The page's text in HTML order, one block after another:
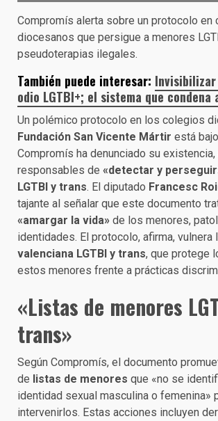
Compromís alerta sobre un protocolo en
diocesanos que persigue a menores
pseudoterapias ilegales.
También puede interesar:
odio LGTBI+; el sistema que
Un polémico protocolo en los colegios
Fundación San Vicente Mártir está
Compromís ha denunciado su
responsables de «detectar y
LGTBI y trans. El diputado Francesc
tajante al señalar que este documento
«amargar la vida» de los menores,
identidades. El protocolo, afirma, vulnera
valenciana LGTBI y trans, que protege
estos menores frente a prácticas
«Listas de menores
trans»
Según Compromís, el documento
de listas de menores que «no se
identidad sexual masculina o femenina»
intervenirlos. Estas acciones incluyen